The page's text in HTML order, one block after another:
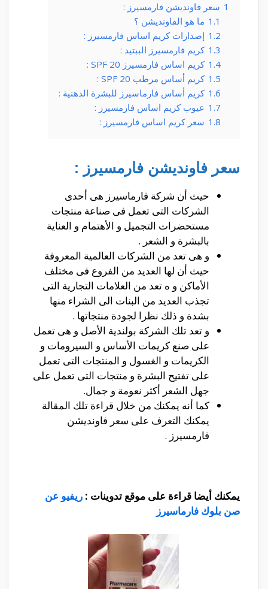
1 سعر فاونديشن فارمسيرز :
1.1 ما هو الفاونديشن ؟
1.2 إصدارات كريم اساس فارمسيرز :
1.3 كريم فارمسيرز الببتيد :
1.4 كريم اساس فارمسيرز 20 SPF :
1.5 كريم أساس مرطب 20 SPF :
1.6 كريم أساس فارماسيرز للبشرة الدهنية :
1.7 عيوب كريم اساس فارمسيرز :
1.8 سعر كريم اساس فارمسيرز :
سعر فاونديشن فارمسيرز :
حيث أن شركة فارماسيرز هى أحدى
الشركات التى تعمل فى صناعة منتجات
مستحضرات التجميل و الأهتمام و العناية
بالبشرة و الشعر .
و هى تعد من الشركات العالمية المعروفة
حيث أن لها العديد من الفروع فى مختلف
الأماكن و ه تعد من العلامات التجارية التى
تجذب العديد من البنات الى الشراء منها
بشدة و ذلك نظرا لجودة منتجاتها .
و تعد تلك الشركة بولندية الأصل و هى تعمل
على صنع كريمات الأساس و السيرومات و
الكريمات و الغسول و المنتجات التى تعمل
على تفتيح البشرة و منتجات التى تعمل على
جهل الشعر أكثر نعومة و جمال.
كما أنه يمكنك من خلال قراءة تلك المقالة
يمكنك التعرف على سعر فاونديشن
فارمسيرز .
يمكنك أيضا قراءة على موقع تدوينات : ريفيو عن
صن بلوك فارماسيرز